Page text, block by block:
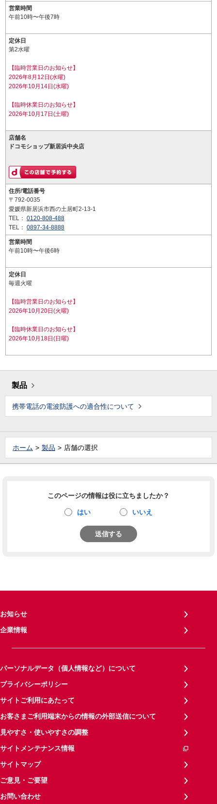
営業時間
午前10時〜午後7時
定休日
第2水曜
【臨時営業日のお知らせ】
2026年8月12日(水曜)
2026年10月14日(水曜)
【臨時休業日のお知らせ】
2026年10月17日(土曜)
店舗名
ドコモショップ新居浜中央店
住所/電話番号
〒792-0035
愛媛県新居浜市西の土居町2-13-1
TEL： 0120-808-488
TEL： 0897-34-8888
営業時間
午前10時〜午後6時
定休日
毎週火曜
【臨時営業日のお知らせ】
2026年10月20日(火曜)
【臨時休業日のお知らせ】
2026年10月18日(日曜)
製品
携帯電話の電波防護への適合性について
ホーム 製品 店舗の選択
このページの情報は役に立ちましたか？
はい いいえ
送信する
お知らせ
企業情報
パーソナルデータ（個人情報など）について
プライバシーポリシー
サイトご利用にあたって
お客さまご利用端末からの情報の外部送信について
見やすさ・使いやすさの調整
サイトメンテナンス情報
サイトマップ
ご意見・ご要望
お問い合わせ